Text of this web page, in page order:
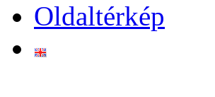
Oldaltérkép